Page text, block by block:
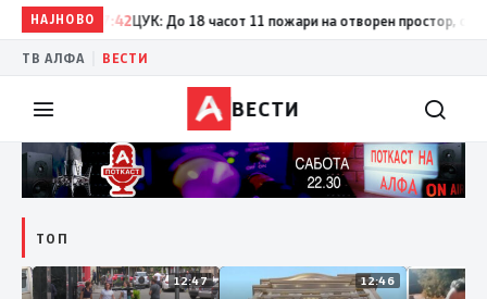
НАЈНОВО
17:42 ЦУК: До 18 часот 11 пожари на отворен простор, од кои
ТВ АЛФА ВЕСТИ
ВЕСТИ
ТОП
12:50 12:47 12:46